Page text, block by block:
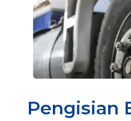
Pengisian